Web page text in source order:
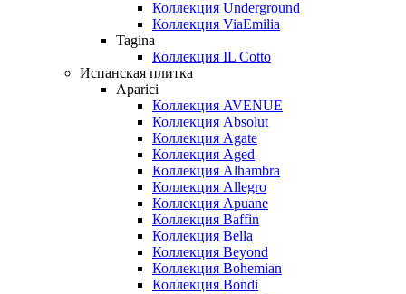
Коллекция Underground
Коллекция ViaEmilia
Tagina
Коллекция IL Cotto
Испанская плитка
Aparici
Коллекция AVENUE
Коллекция Absolut
Коллекция Agate
Коллекция Aged
Коллекция Alhambra
Коллекция Allegro
Коллекция Apuane
Коллекция Baffin
Коллекция Bella
Коллекция Beyond
Коллекция Bohemian
Коллекция Bondi